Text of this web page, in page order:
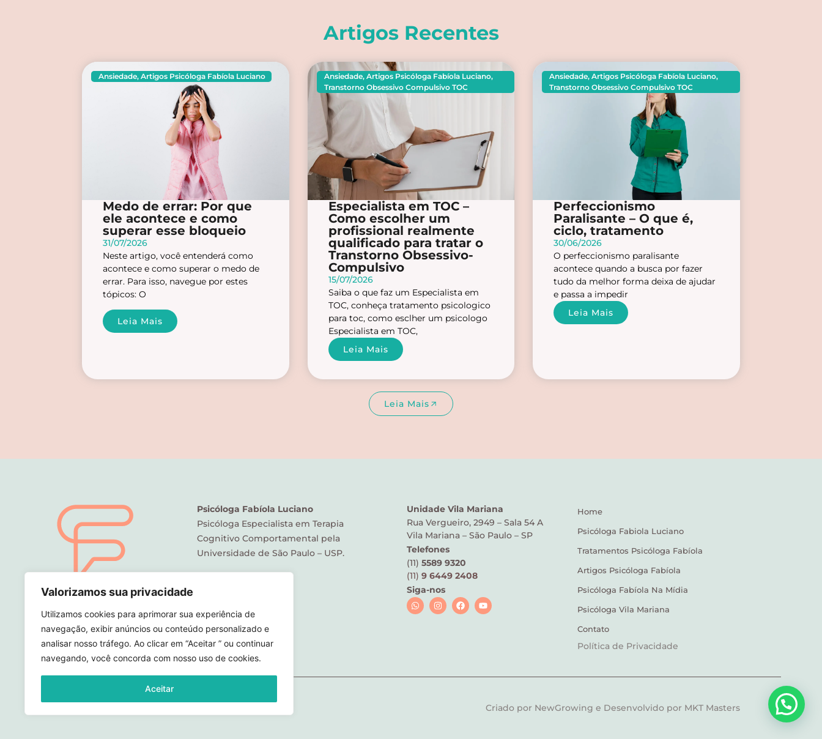
Valorizamos sua privacidade
Utilizamos cookies para aprimorar sua experiência de
navegação, exibir anúncios ou conteúdo personalizado e
analisar nosso tráfego. Ao clicar em “Aceitar ” ou continuar
navegando, você concorda com nosso uso de cookies.
Aceitar
Artigos Recentes
Ansiedade,Artigos Psicóloga Fabíola Luciano
Medo de errar: Por que
ele acontece e como
superar esse bloqueio
31/07/2026
Neste artigo, você entenderá como
acontece e como superar o medo de
errar. Para isso, navegue por estes
tópicos: O
Leia Mais
Ansiedade, Artigos Psicóloga Fabíola Luciano,
Transtorno Obsessivo Compulsivo TOC
Especialista em TOC –
Como escolher um
profissional realmente
qualificado para tratar o
Transtorno Obsessivo-
Compulsivo
15/07/2026
Saiba o que faz um Especialista em
TOC, conheça tratamento psicologico
para toc, como esclher um psicologo
Especialista em TOC,
Leia Mais
Ansiedade,Artigos Psicóloga Fabíola Luciano,
Transtorno Obsessivo Compulsivo TOC
Perfeccionismo
Paralisante – O que é,
ciclo, tratamento
30/06/2026
O perfeccionismo paralisante
acontece quando a busca por fazer
tudo da melhor forma deixa de ajudar
e passa a impedir
Leia Mais
Leia Mais
Psicóloga Fabíola Luciano
Psicóloga Especialista em Terapia
Cognitivo Comportamental pela
Universidade de São Paulo – USP.
Unidade Vila Mariana
Rua Vergueiro, 2949 – Sala 54 A
Vila Mariana – São Paulo – SP
Telefones
(11)5589 9320
(11)9 6449 2408
Siga-nos
Home
Psicóloga Fabiola Luciano
Tratamentos Psicóloga Fabíola
Artigos Psicóloga Fabíola
Psicóloga Fabíola Na Mídia
Psicóloga Vila Mariana
Contato
Política de Privacidade
Criado por NewGrowing e Desenvolvido por MKT Masters